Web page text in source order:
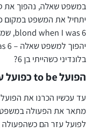
במשפט שאלה, נהפוך את
בלונדיני כשהייתי בן 6?
הפועלto beכפועל
לפועל עזר הם